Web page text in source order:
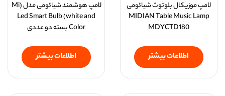
لامپ موزیکال بلوتوث شیائومی
MIDIAN Table Music Lamp
MDYCTD180
اطلاعات بیشتر
لامپ هوشمند شیائومی مدل (Mi
Led Smart Bulb (white and
Color بسته دو عددی
اطلاعات بیشتر